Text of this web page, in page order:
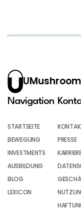
UMushroom
Navigation
STARTSEITE
BEWEGUNG
INVESTMENTS
AUSBILDUNG
BLOG
LEXICON
PRESSE